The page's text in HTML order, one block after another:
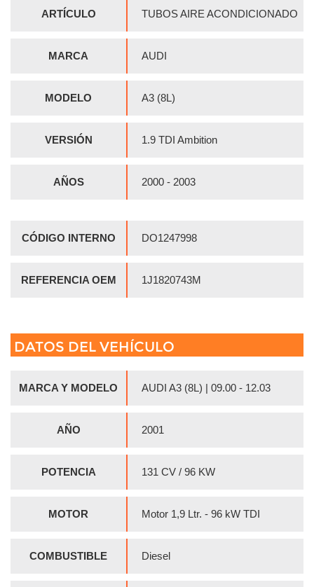
ARTÍCULO TUBOS AIRE ACONDICIONADO
MARCA AUDI
MODELO A3 (8L)
VERSIÓN 1.9 TDI Ambition
AÑOS 2000 - 2003
CÓDIGO INTERNO DO1247998
REFERENCIA OEM 1J1820743M
DATOS DEL VEHÍCULO
MARCA Y MODELO AUDI A3 (8L) | 09.00 - 12.03
AÑO 2001
POTENCIA 131 CV / 96 KW
MOTOR Motor 1,9 Ltr. - 96 kW TDI
COMBUSTIBLE Diesel